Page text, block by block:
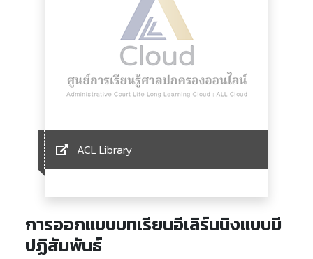
ACL Library
การออกแบบบทเรียนอีเลิร์นนิงแบบมี
ปฏิสัมพันธ์